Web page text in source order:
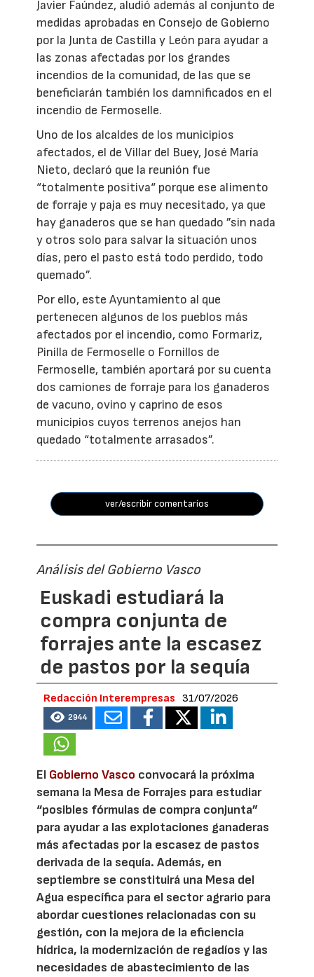
Javier Faúndez, aludió además al conjunto de
medidas aprobadas en Consejo de Gobierno
por la Junta de Castilla y León para ayudar a
las zonas afectadas por los grandes
incendios de la comunidad, de las que se
beneficiarán también los damnificados en el
incendio de Fermoselle.
Uno de los alcaldes de los municipios
afectados, el de Villar del Buey, José María
Nieto, declaró que la reunión fue
“totalmente positiva“ porque ese alimento
de forraje y paja es muy necesitado, ya que
hay ganaderos que se han quedado ”sin nada
y otros solo para salvar la situación unos
días, pero el pasto está todo perdido, todo
quemado”.
Por ello, este Ayuntamiento al que
pertenecen algunos de los pueblos más
afectados por el incendio, como Formariz,
Pinilla de Fermoselle o Fornillos de
Fermoselle, también aportará por su cuenta
dos camiones de forraje para los ganaderos
de vacuno, ovino y caprino de esos
municipios cuyos terrenos anejos han
quedado “totalmente arrasados”.
ver/escribir comentarios
Análisis del Gobierno Vasco
Euskadi estudiará la
compra conjunta de
forrajes ante la escasez
de pastos por la sequía
Redacción Interempresas 31/07/2026
2944
El Gobierno Vasco convocará la próxima
semana la Mesa de Forrajes para estudiar
“posibles fórmulas de compra conjunta”
para ayudar a las explotaciones ganaderas
más afectadas por la escasez de pastos
derivada de la sequía. Además, en
septiembre se constituirá una Mesa del
Agua específica para el sector agrario para
abordar cuestiones relacionadas con su
gestión, con la mejora de la eficiencia
hídrica, la modernización de regadíos y las
necesidades de abastecimiento de las